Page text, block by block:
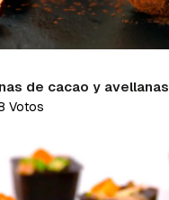
de cacao y avellanas
Votos